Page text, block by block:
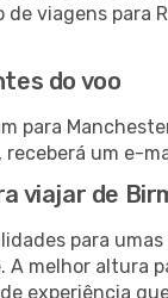
de viagens para
do voo
para
receberá um e-
viajar de
para
melhor altura
experiência